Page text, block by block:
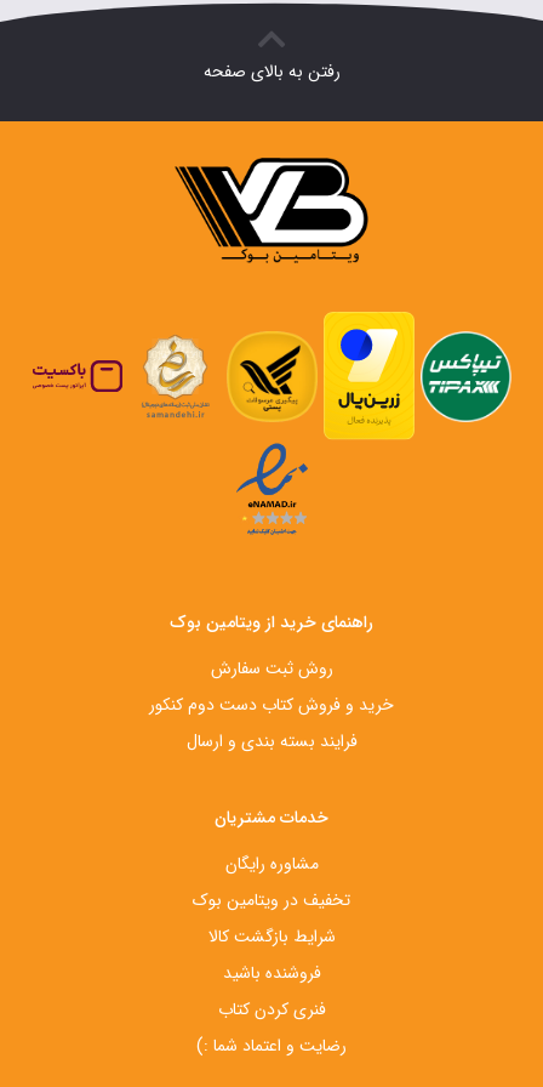
۳۱۳,۶۰۰ تومان.
رفتن به بالای صفحه
راهنمای خرید از ویتامین بوک
روش ثبت سفارش
خرید و فروش کتاب دست‌ دوم کنکور
فرایند بسته بندی و ارسال
خدمات مشتریان
مشاوره رایگان
تخفیف در ویتامین بوک
شرایط بازگشت کالا
فروشنده باشید
فنری کردن کتاب
رضایت و اعتماد شما :)